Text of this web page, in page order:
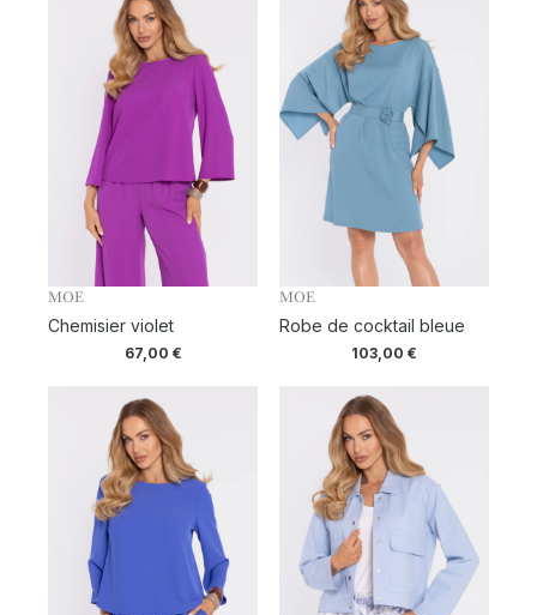
MOE
Chemisier violet
67,00 €
MOE
Robe de cocktail bleue
103,00 €